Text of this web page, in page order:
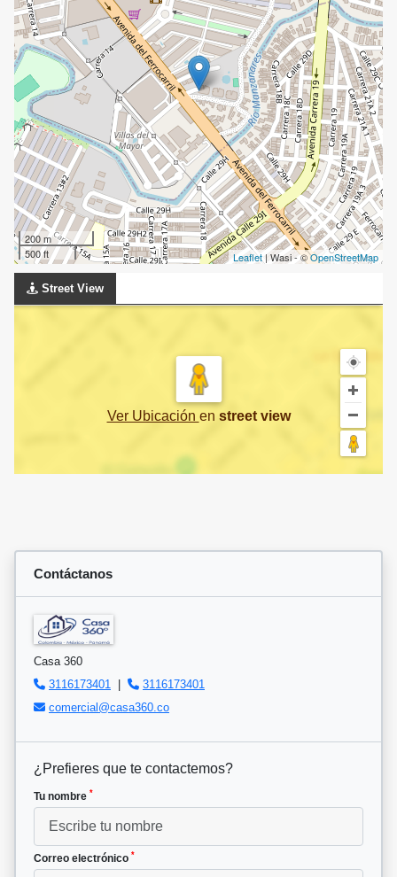
200 m
500 ft
Leaflet | Wasi - ©OpenStreetMap
Street View
Ver Ubicación en street view
Contáctanos
Casa 360
3116173401
|
3116173401
comercial@casa360.co
¿Prefieres que te contactemos?
Tu nombre *
Correo electrónico *